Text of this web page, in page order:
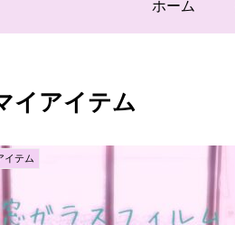
ホーム
イアイテム
イテム